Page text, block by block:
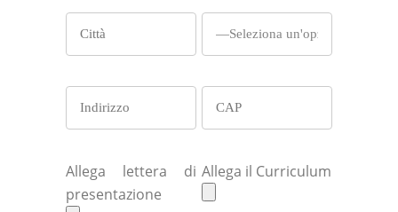
Allega lettera di
presentazione
Allega il Curriculum